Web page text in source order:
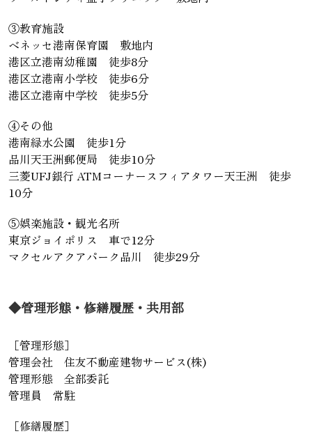
③教育施設
ベネッセ港南保育園 敷地内
港区立港南幼稚園 徒歩8分
港区立港南小学校 徒歩6分
港区立港南中学校 徒歩5分
④その他
港南緑水公園 徒歩1分
品川天王洲郵便局 徒歩10分
三菱UFJ銀行 ATMコーナースフィアタワー天王洲 徒歩
10分
⑤娯楽施設・観光名所
東京ジョイポリス 車で12分
マクセルアクアパーク品川 徒歩29分
◆管理形態・修繕履歴・共用部
［管理形態］
管理会社 住友不動産建物サービス(株)
管理形態 全部委託
管理員 常駐
［修繕履歴］